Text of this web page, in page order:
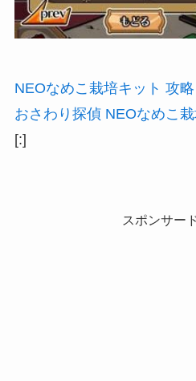
NEOなめこ栽培キット 攻
おさわり探偵 NEOなめこ
[:]
スポンサー